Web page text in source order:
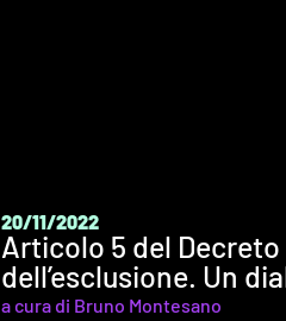
20/11/2022
Articolo 5 del
dell’esclusione. Un
a cura di Bruno Montesano